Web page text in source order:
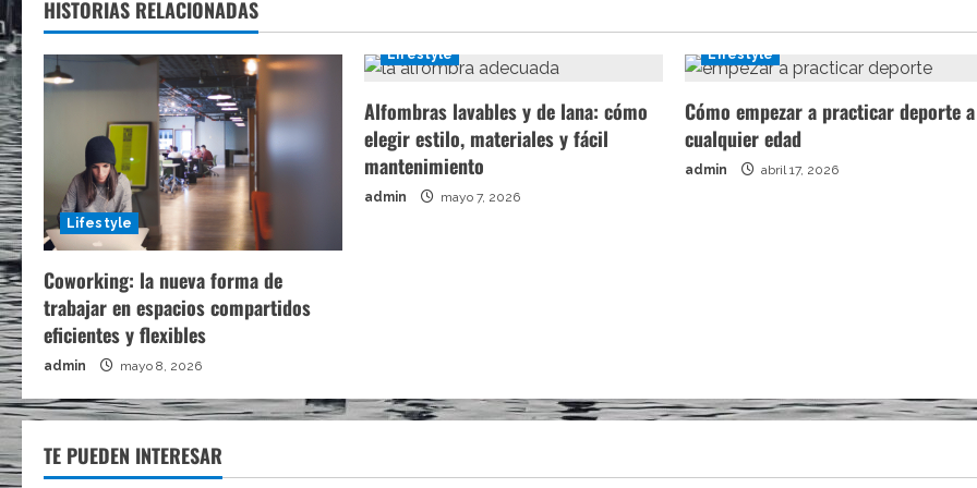
HISTORIAS RELACIONADAS
Lifestyle
Coworking: la nueva forma de
trabajar en espacios compartidos
eficientes y flexibles
admin mayo 8, 2026
Lifestyle
Alfombras lavables y de lana: cómo
elegir estilo, materiales y fácil
mantenimiento
admin mayo 7, 2026
Lifestyle
Cómo empezar a practicar deporte a
cualquier edad
admin abril 17, 2026
TE PUEDEN INTERESAR